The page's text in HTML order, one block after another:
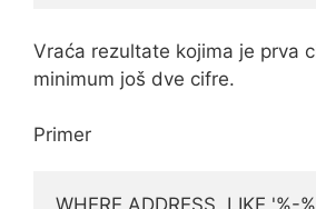
Vraća rezultate kojima je prva
minimum još dve cifre.
Primer